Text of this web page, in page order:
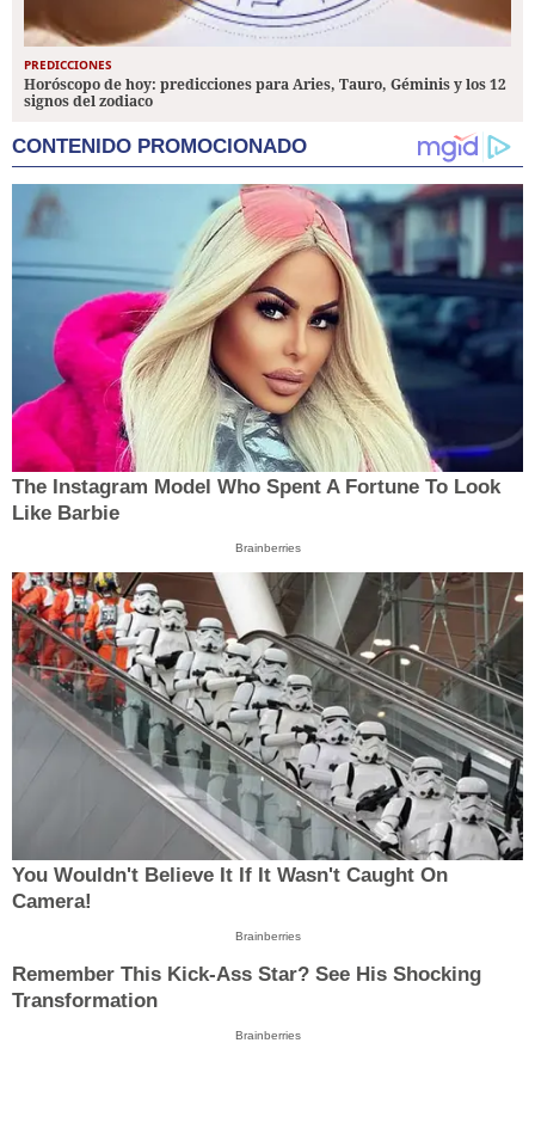
PREDICCIONES
Horóscopo de hoy: predicciones para Aries, Tauro, Géminis y los 12
signos del zodiaco
CONTENIDO PROMOCIONADO
The Instagram Model Who Spent A Fortune To Look
Like Barbie
Brainberries
You Wouldn't Believe It If It Wasn't Caught On
Camera!
Brainberries
Remember This Kick-Ass Star? See His Shocking
Transformation
Brainberries